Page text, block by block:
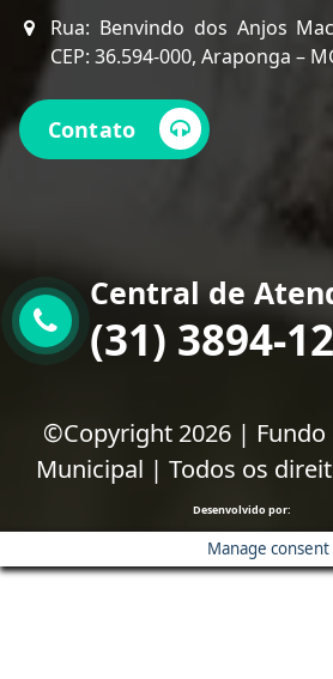
Rua: Benvindo dos Anjos
CEP: 36.594-000, Araponga –
Contato
Central de
(31) 3894-
©Copyright 2026 | Fundo
Municipal | Todos os
Desenvolvido por:
Manage consent